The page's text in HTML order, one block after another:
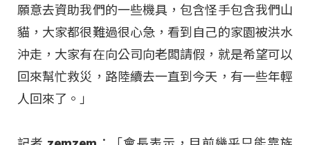
願意去資助我們的一些機具，包含怪手包含我們山
貓，大家都很難過很心急，看到自己的家園被洪水
沖走，大家有在向公司向老闆請假，就是希望可以
回來幫忙救災，路陸續去一直到今天，有一些年輕
人回來了。」